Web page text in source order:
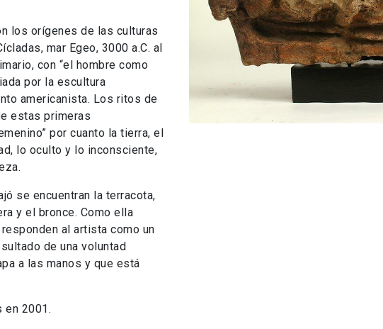
los orígenes de las culturas
mar Egeo, 3000 a.C. al
con “el hombre como
por la escultura
americanista. Los ritos de
estas primeras
por cuanto la tierra, el
lo oculto y lo inconsciente,
se encuentran la terracota,
y el bronce. Como ella
al artista como un
de una voluntad
a las manos y que está
en 2001.